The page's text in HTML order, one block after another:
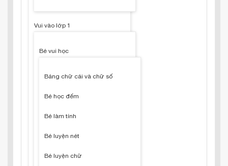
Vui vào lớp 1
Bé vui học
Bảng chữ cái và chữ số
Bé học đếm
Bé làm tính
Bé luyện nét
Bé luyện chữ